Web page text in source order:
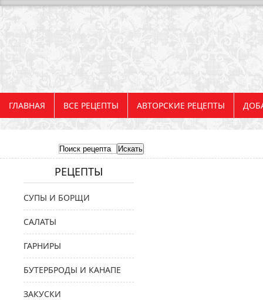
ГЛАВНАЯ ВСЕ РЕЦЕПТЫ АВТОРСКИЕ РЕЦЕПТЫ
РЕЦЕПТЫ
СУПЫ И БОРЩИ
САЛАТЫ
ГАРНИРЫ
БУТЕРБРОДЫ И КАНАПЕ
ЗАКУСКИ